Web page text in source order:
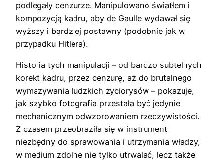
podlegały cenzurze. Manipulowano światłem i
kompozycją kadru, aby de Gaulle wydawał się
wyższy i bardziej postawny (podobnie jak w
przypadku Hitlera).
Historia tych manipulacji – od bardzo subtelnych
korekt kadru, przez cenzurę, aż do brutalnego
wymazywania ludzkich życiorysów – pokazuje,
jak szybko fotografia przestała być jedynie
mechanicznym odwzorowaniem rzeczywistości.
Z czasem przeobraziła się w instrument
niezbędny do sprawowania i utrzymania władzy,
w medium zdolne nie tylko utrwalać, lecz także